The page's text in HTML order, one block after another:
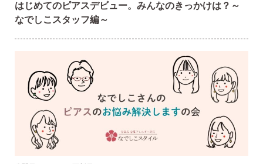
ピアス初心者さんの素朴な疑問を解消です
（初回のみ）。
ピアスホールアドバイザーによる、相談実績
約8,000件！
3）
10日間返品保証
チタン純度99.5%、素材に自信あり！もしもお
肌に合わない時にも安心。相談実績約8,000
件！
はじめてのピアスデビュー。みんなのきっかけは？～
なでしこスタッフ編～